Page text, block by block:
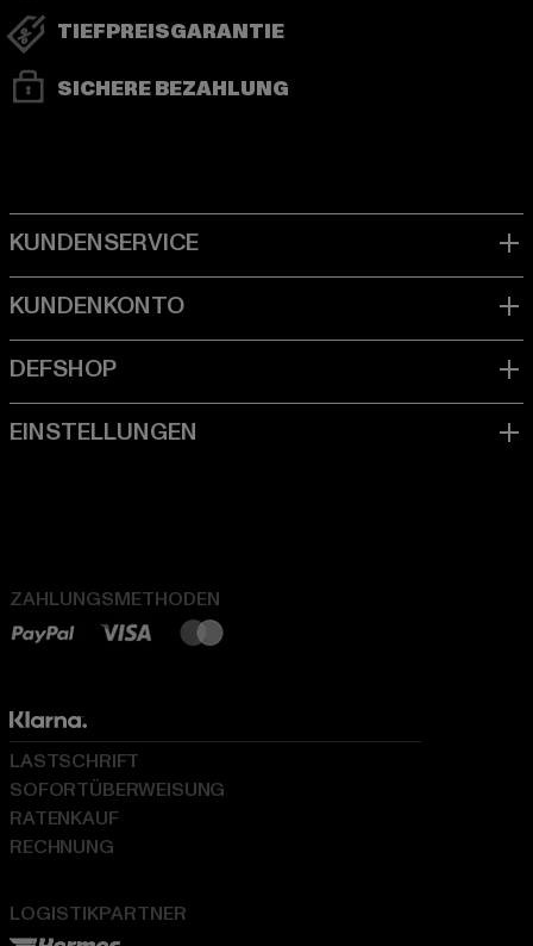
TIEFPREISGARANTIE
SICHERE BEZAHLUNG
ZAHLUNGSMETHODEN
LOGISTIKPARTNER
LASTSCHRIFT
SOFORTÜBERWEISUNG
RATENKAUF
RECHNUNG